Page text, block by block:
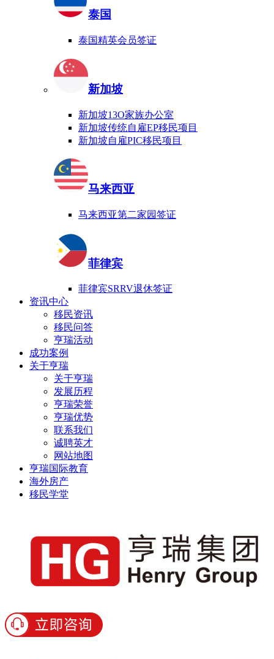
泰国
泰国精英会员签证
新加坡
新加坡13O家族办公室
新加坡传统自雇EP移民项目
新加坡自雇PIC移民项目
马来西亚
马来西亚第二家园签证
菲律宾
菲律宾SRRV退休签证
资讯中心
移民资讯
移民问答
亨瑞活动
成功案例
关于亨瑞
关于亨瑞
发展历程
亨瑞荣誉
亨瑞优势
联系我们
诚聘英才
网站地图
亨瑞国际教育
海外房产
移民学堂